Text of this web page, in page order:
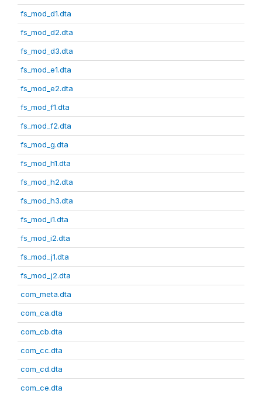
fs_mod_d1.dta
fs_mod_d2.dta
fs_mod_d3.dta
fs_mod_e1.dta
fs_mod_e2.dta
fs_mod_f1.dta
fs_mod_f2.dta
fs_mod_g.dta
fs_mod_h1.dta
fs_mod_h2.dta
fs_mod_h3.dta
fs_mod_i1.dta
fs_mod_i2.dta
fs_mod_j1.dta
fs_mod_j2.dta
com_meta.dta
com_ca.dta
com_cb.dta
com_cc.dta
com_cd.dta
com_ce.dta